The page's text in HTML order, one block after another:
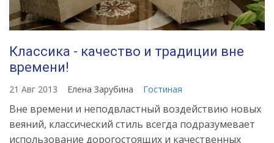
Классика - качество и традиции вне
времени!
21 Авг 2013 Елена Зарубина Гостиная
Вне времени и неподвластный воздействию новых
веяний, классический стиль всегда подразумевает
использование дорогостоящих и качественных